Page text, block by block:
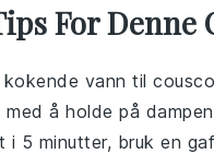
For Denne
kokende vann til
å holde på
i 5 minutter, bruk en